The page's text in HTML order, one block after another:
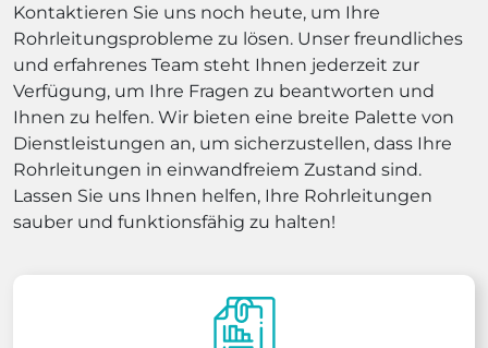
Kontaktieren Sie uns noch heute, um Ihre
Rohrleitungsprobleme zu lösen. Unser freundliches
und erfahrenes Team steht Ihnen jederzeit zur
Verfügung, um Ihre Fragen zu beantworten und
Ihnen zu helfen. Wir bieten eine breite Palette von
Dienstleistungen an, um sicherzustellen, dass Ihre
Rohrleitungen in einwandfreiem Zustand sind.
Lassen Sie uns Ihnen helfen, Ihre Rohrleitungen
sauber und funktionsfähig zu halten!